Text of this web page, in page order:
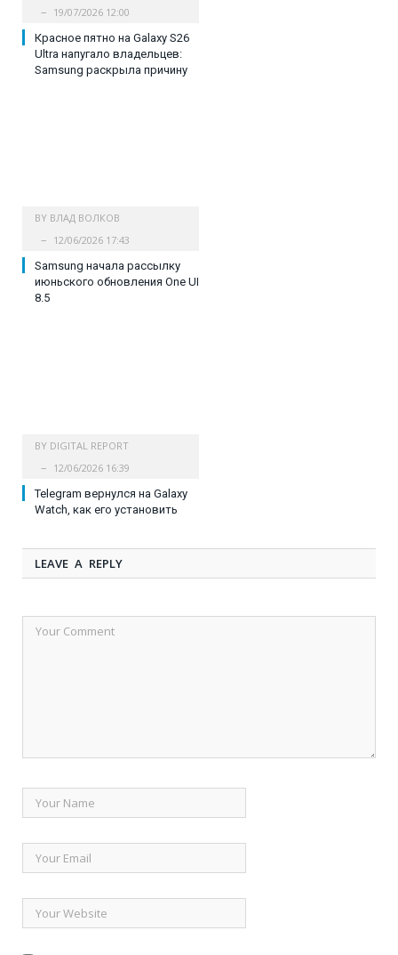
19/07/2026 12:00
Красное пятно на Galaxy S26
Ultra напугало владельцев:
Samsung раскрыла причину
BY ВЛАД ВОЛКОВ
12/06/2026 17:43
Samsung начала рассылку
июньского обновления One UI
8.5
BY DIGITAL REPORT
12/06/2026 16:39
Telegram вернулся на Galaxy
Watch, как его установить
LEAVE A REPLY